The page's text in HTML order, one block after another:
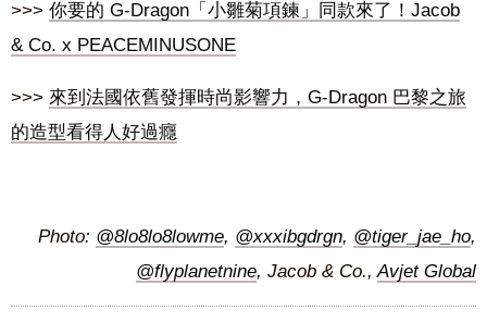
>>> 你要的 G-Dragon「小雛菊項鍊」同款來了！Jacob
& Co. x PEACEMINUSONE
>>> 來到法國依舊發揮時尚影響力，G-Dragon 巴黎之旅
的造型看得人好過癮
Photo: @8lo8lo8lowme, @xxxibgdrgn, @tiger_jae_ho,
@flyplanetnine, Jacob & Co.,Avjet Global